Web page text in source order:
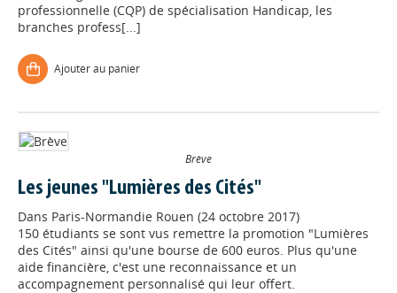
professionnelle (CQP) de spécialisation Handicap, les
branches profess[...]
Ajouter au panier
Brève
Les jeunes "Lumières des Cités"
Dans Paris-Normandie Rouen (24 octobre 2017)
150 étudiants se sont vus remettre la promotion "Lumières
des Cités" ainsi qu'une bourse de 600 euros. Plus qu'une
aide financière, c'est une reconnaissance et un
accompagnement personnalisé qui leur offert.